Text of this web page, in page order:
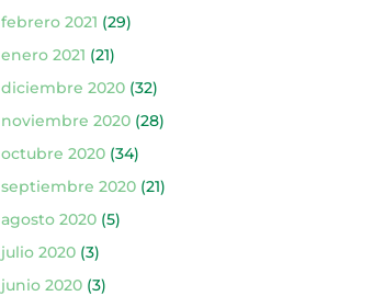
febrero 2021 (29)
enero 2021 (21)
diciembre 2020(32)
noviembre 2020(28)
octubre 2020(34)
septiembre 2020(21)
agosto 2020(5)
julio 2020(3)
junio 2020(3)